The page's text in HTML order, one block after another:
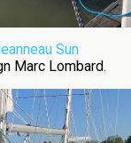
Sun
Marc Lombard.